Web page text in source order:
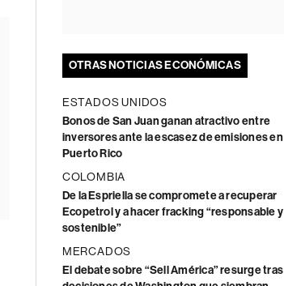
OTRAS NOTICIAS ECONÓMICAS
ESTADOS UNIDOS
Bonos de San Juan ganan atractivo entre
inversores ante la escasez de emisiones en
Puerto Rico
COLOMBIA
De la Espriella se compromete a recuperar
Ecopetrol y a hacer fracking “responsable y
sostenible”
MERCADOS
El debate sobre “Sell América” resurge tras